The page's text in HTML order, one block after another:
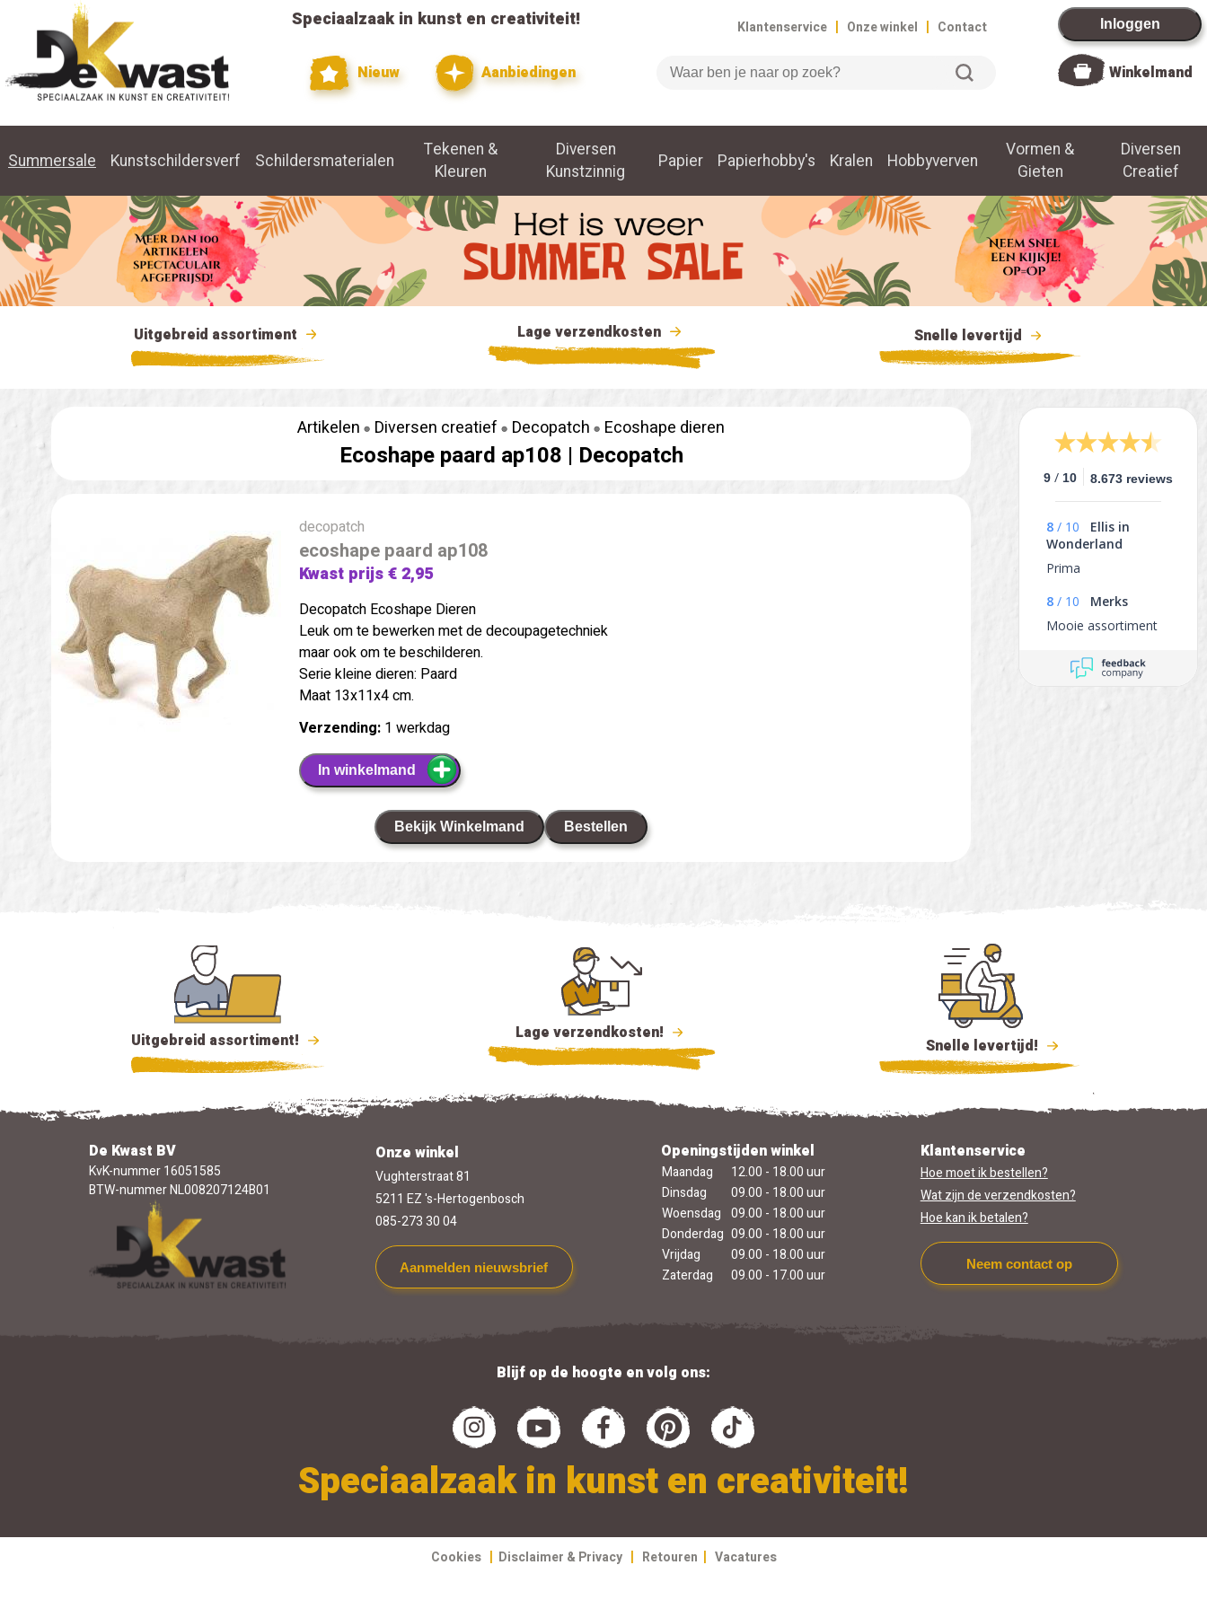
Speciaalzaak in kunst en creativiteit!
Nieuw Aanbiedingen
Klantenservice | Onze winkel | Contact
Zoeken
Inloggen
Winkelmand
Summersale Kunstschildersverf Schildersmaterialen
Tekenen &
Kleuren
Diversen
Kunstzinnig
Papier Papierhobby's Kralen Hobbyverven
Vormen &
Gieten
Diversen
Creatief
Uitgebreid assortiment Lage verzendkosten Snelle levertijd
9 / 10 8.673 reviews
8 / 10
Ellis in
Wonderland
Prima
8 / 10
Merks
Mooie assortiment
Artikelen Diversen creatief Decopatch Ecoshape dieren
Ecoshape paard ap108 | Decopatch
decopatch
ecoshape paard ap108
Kwast prijs € 2,95
Decopatch Ecoshape Dieren
Leuk om te bewerken met de decoupagetechniek
maar ook om te beschilderen.
Serie kleine dieren: Paard
Maat 13x11x4 cm.
Verzending: 1 werkdag
In winkelmand
Bekijk Winkelmand Bestellen
Uitgebreid assortiment! Lage verzendkosten!
Snelle levertijd!
De Kwast BV
KvK-nummer 16051585
BTW-nummer NL008207124B01
Onze winkel
Vughterstraat 81
5211 EZ 's-Hertogenbosch
085-273 30 04
Aanmelden nieuwsbrief
Openingstijden winkel
Maandag
12.00 - 18.00 uur
Dinsdag
09.00 - 18.00 uur
Woensdag 09.00 - 18.00 uur
Donderdag 09.00 - 18.00 uur
Vrijdag
09.00 - 18.00 uur
Zaterdag
09.00 - 17.00 uur
Klantenservice
Hoe moet ik bestellen?
Wat zijn de verzendkosten?
Hoe kan ik betalen?
Neem contact op
Blijf op de hoogte en volg ons:
Speciaalzaak in kunst en creativiteit!
Cookies | Disclaimer & Privacy | Retouren | Vacatures